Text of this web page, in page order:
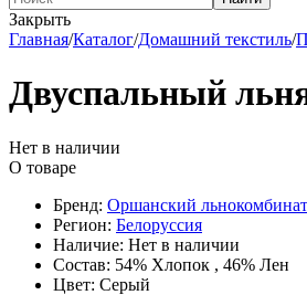
Закрыть
Главная/Каталог/Домашний текстиль/
Двуспальный
Нет в наличии
О товаре
Бренд: Оршанский льнокомбинат
Регион: Белоруссия
Наличие: Нет в наличии
Состав: 54% Хлопок , 46% Лен
Цвет: Серый